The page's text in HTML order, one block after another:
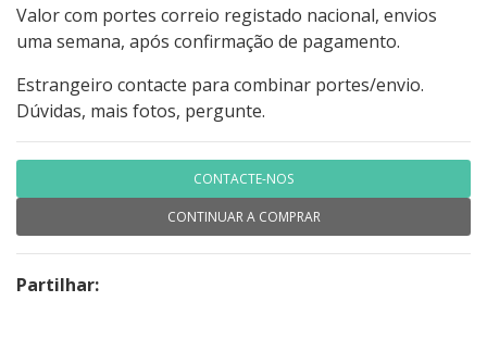
Valor com portes correio registado nacional, envios
uma semana, após confirmação de pagamento.
Estrangeiro contacte para combinar portes/envio.
Dúvidas, mais fotos, pergunte.
CONTACTE-NOS
CONTINUAR A COMPRAR
Partilhar: